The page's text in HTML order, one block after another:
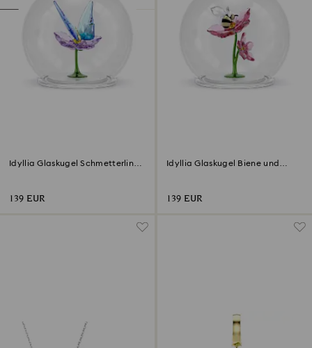
Idyllia Glaskugel Schmetterling
139 EUR
Idyllia Glaskugel Biene und
139 EUR